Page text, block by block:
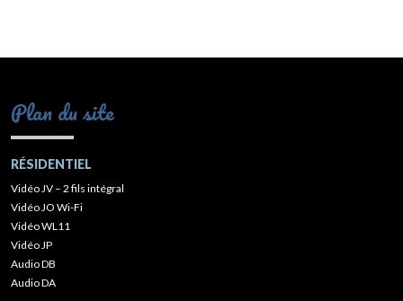
Plan du site
RÉSIDENTIEL
Vidéo JV – 2 fils intégral
Vidéo JO Wi-Fi
Vidéo WL11
Vidéo JP
Audio DB
Audio DA